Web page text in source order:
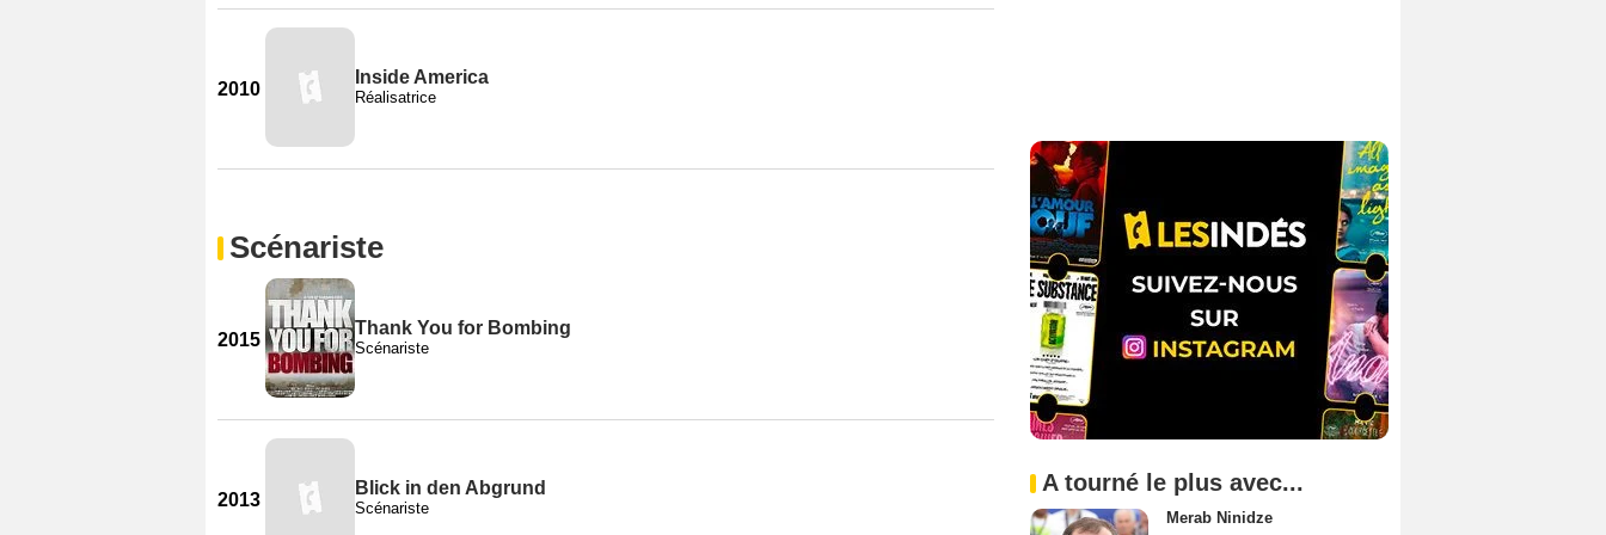
2010
Inside America
Réalisatrice
Scénariste
2015
Thank You for Bombing
Scénariste
2013
Blick in den Abgrund
Scénariste
A tourné le plus avec...
Merab Ninidze